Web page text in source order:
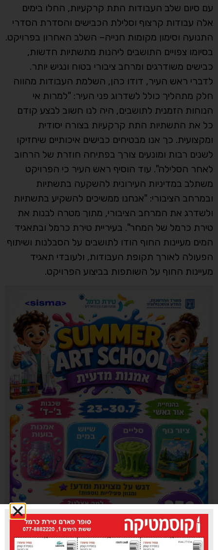
עם סיום שלב העבודות התת קרקעיות, החלו בימים
אלה עבודות קרצוף וסלילת הכבישים והסדרת הסדרי
התנועה וסימון מקומות חנייה– השלב האחרון בפרויקט.
בסיומו צפויים התושבים ליהנות מתשתיות חדשות,
כבישים משודרגים ומרחב ציבורי בטוח ונגיש יותר.
לדברי ראש העיר, דודו כהן, השלמת העבודות מהווה
חלק מתהליך כולל לשדרוג פני העיר: "למרות אי
הנוחות הזמנית לתושבים, היה לנו חשוב לבצע קודם
כל את התשתיות התת קרקעיות בצורה יסודית
ומקצועית. כך אנו מבטיחים כבישים איכותיים שיחזיקו
לשנים רבות ומונעים צורך בפתיחה חוזרת של הרחוב
לאחר הסלילה". עוד הוסיף ראש העיר כי הפרויקט
משתלב במדיניות העירונית להשקעה בתשתיות
ובמרחב הציבורי: "אנחנו ממשיכים להשקיע בתשתיות
ולשדרג את המרחב הציבורי, מתוך מטרה לבנות את
טירת כרמל של המחר". בעיריית טירת כרמל ובתאגיד
המים מעיינות החוף הודו לתושבים על הסבלנות ושיתוף
הפעולה לאורך תקופת העבודות, ולעובדי תאגיד
מעיינות החוף על השותפות בביצוע הפרויקט.